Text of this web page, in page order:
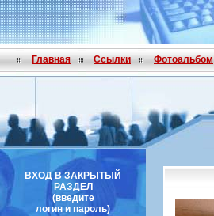
Главная Ссылки Фотоальбом
ВХОД В ЗАКРЫТЫЙ
РАЗДЕЛ
(введите
логин и пароль)